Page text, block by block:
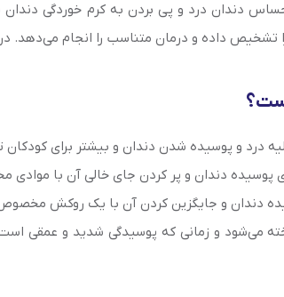
دندان درد و پی بردن به کرم خوردگی دندان
داده و درمان متناسب را انجام می‌دهد. در
درد و پوسیده شدن دندان و بیشتر برای
دندان و پر کردن جای خالی آن با موادی
دندان و جایگزین کردن آن با یک روکش
می‌شود و زمانی که پوسیدگی شدید و عمقی